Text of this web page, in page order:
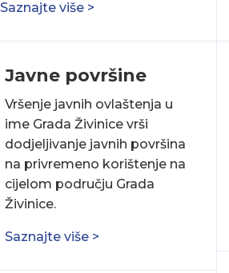
Saznajte više >
Javne površine
Vršenje javnih ovlaštenja u
ime Grada Živinice vrši
dodjeljivanje javnih površina
na privremeno korištenje na
cijelom području Grada
Živinice.
Saznajte više >